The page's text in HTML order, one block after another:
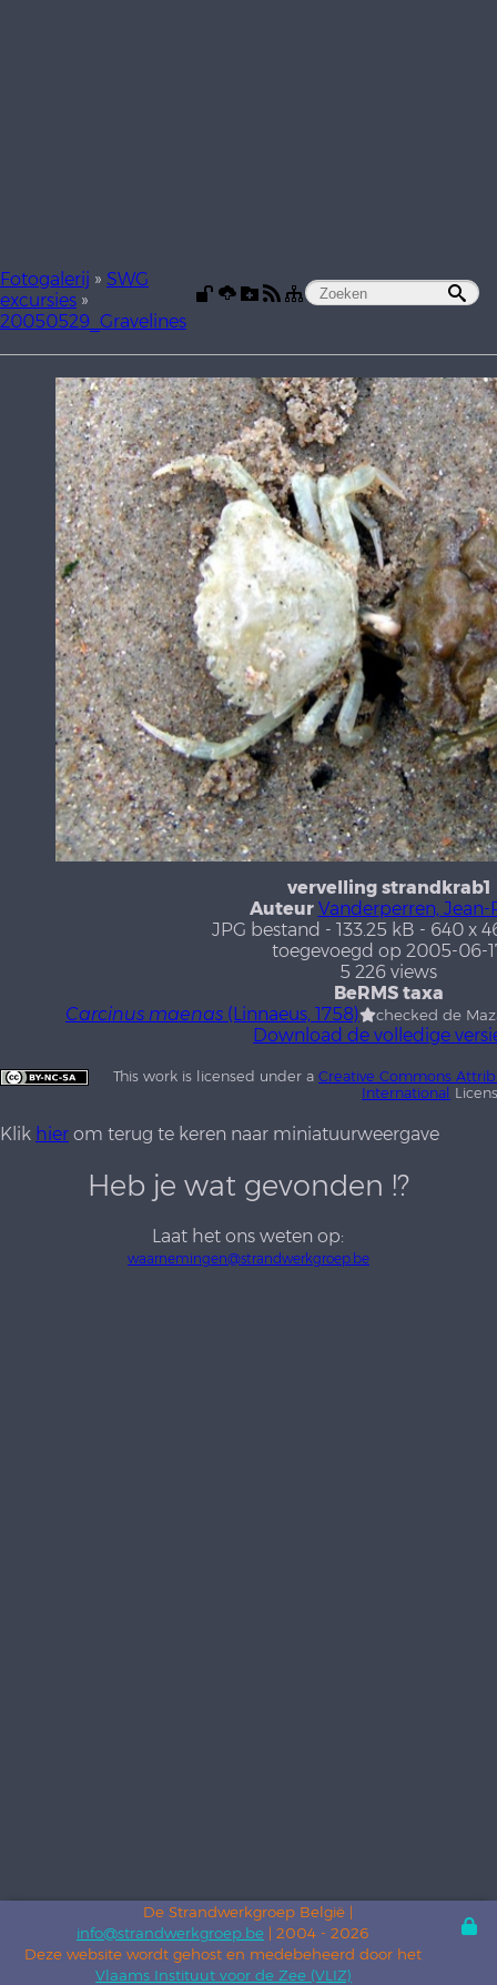
Fotogalerij » SWG
excursies »
20050529_Gravelines
vervelling strandkrab1
Auteur Vanderperren, Jean-
JPG bestand - 133.25 kB - 640 x
toegevoegd op 2005-06-
5 226 views
BeRMS taxa
Carcinus maenas (Linnaeus, 1758) checked de
Download de volledige
This work is licensed under a Creative Commons
International
Klik hier om terug te keren naar miniatuurweergave
Heb je wat gevonden !?
Laat het ons weten op:
waarnemingen@strandwerkgroep.be
De Strandwerkgroep België |
info@strandwerkgroep.be | 2004 - 2026
Deze website wordt gehost en medebeheerd door het
Vlaams Instituut voor de Zee (VLIZ)